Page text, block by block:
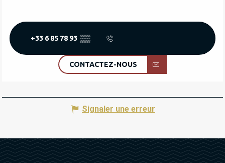
+33 6 85 78 93 ▒▒
CONTACTEZ-NOUS
Signaler une erreur